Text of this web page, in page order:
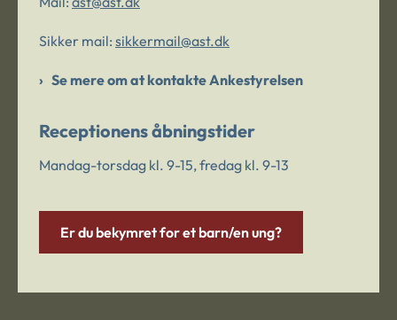
Sikker mail: sikkermail@ast.dk
Se mere om at kontakte Ankestyrelsen
Receptionens åbningstider
Mandag-torsdag kl. 9-15, fredag kl. 9-13
Er du bekymret for et barn/en ung?